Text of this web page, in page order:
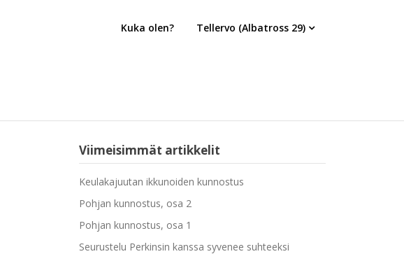
Kuka olen? Tellervo (Albatross 29)
Viimeisimmät artikkelit
Keulakajuutan ikkunoiden kunnostus
Pohjan kunnostus, osa 2
Pohjan kunnostus, osa 1
Seurustelu Perkinsin kanssa syvenee suhteeksi